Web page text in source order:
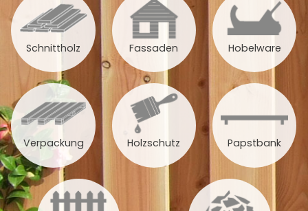
Schnittholz Fassaden Hobelware
Verpackung Holzschutz Papstbank